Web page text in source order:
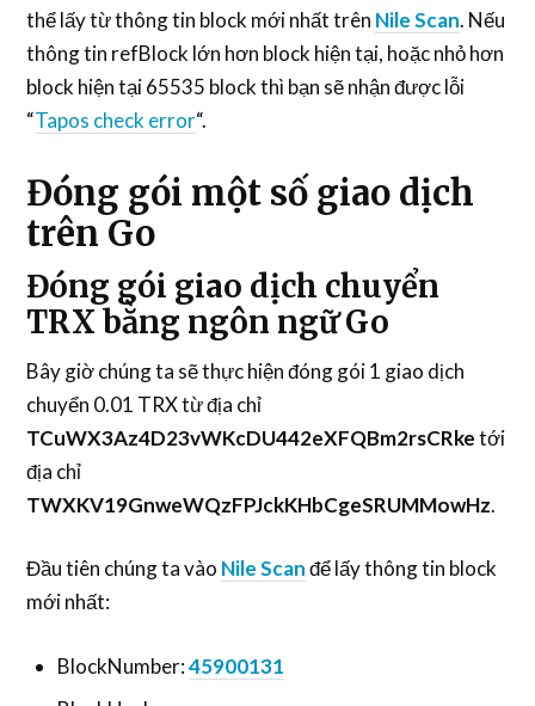
thể lấy từ thông tin block mới nhất trên Nile Scan. Nếu
thông tin refBlock lớn hơn block hiện tại, hoặc nhỏ hơn
block hiện tại 65535 block thì bạn sẽ nhận được lỗi
“Tapos check error“.
Đóng gói một số giao dịch
trên Go
Đóng gói giao dịch chuyển
TRX bằng ngôn ngữ Go
Bây giờ chúng ta sẽ thực hiện đóng gói 1 giao dịch
chuyển 0.01 TRX từ địa chỉ
TCuWX3Az4D23vWKcDU442eXFQBm2rsCRketới
địa chỉ
TWXKV19GnweWQzFPJckKHbCgeSRUMMowHz.
Đầu tiên chúng ta vào Nile Scanđể lấy thông tin block
mới nhất:
BlockNumber:45900131